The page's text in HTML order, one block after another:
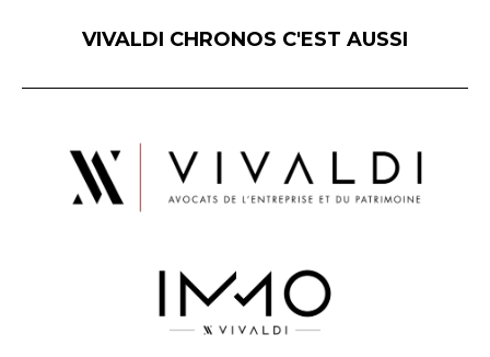
VIVALDI CHRONOS C'EST AUSSI